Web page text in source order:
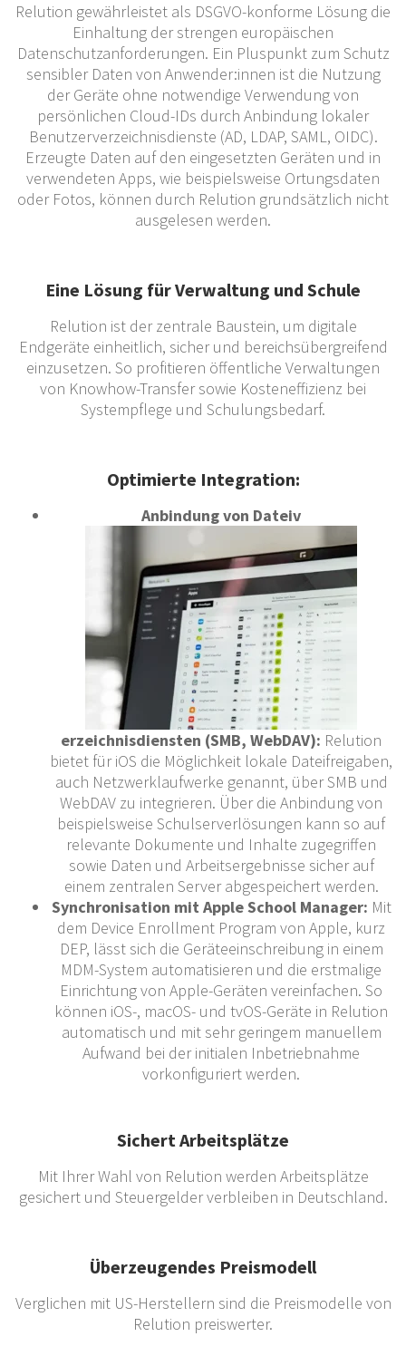
Relution gewährleistet als DSGVO-konforme Lösung die
Einhaltung der strengen europäischen
Datenschutzanforderungen. Ein Pluspunkt zum Schutz
sensibler Daten von Anwender:innen ist die Nutzung
der Geräte ohne notwendige Verwendung von
persönlichen Cloud-IDs durch Anbindung lokaler
Benutzerverzeichnisdienste (AD, LDAP, SAML, OIDC).
Erzeugte Daten auf den eingesetzten Geräten und in
verwendeten Apps, wie beispielsweise Ortungsdaten
oder Fotos, können durch Relution grundsätzlich nicht
ausgelesen werden.
Eine Lösung für Verwaltung und Schule
Relution ist der zentrale Baustein, um digitale
Endgeräte einheitlich, sicher und bereichsübergreifend
einzusetzen. So profitieren öffentliche Verwaltungen
von Knowhow-Transfer sowie Kosteneffizienz bei
Systempflege und Schulungsbedarf.
Optimierte Integration:
Anbindung von Dateiv
erzeichnisdiensten (SMB, WebDAV): Relution
bietet für iOS die Möglichkeit lokale Dateifreigaben,
auch Netzwerklaufwerke genannt, über SMB und
WebDAV zu integrieren. Über die Anbindung von
beispielsweise Schulserverlösungen kann so auf
relevante Dokumente und Inhalte zugegriffen
sowie Daten und Arbeitsergebnisse sicher auf
einem zentralen Server abgespeichert werden.
Synchronisation mit Apple School Manager: Mit
dem Device Enrollment Program von Apple, kurz
DEP, lässt sich die Geräteeinschreibung in einem
MDM-System automatisieren und die erstmalige
Einrichtung von Apple-Geräten vereinfachen. So
können iOS-, macOS- und tvOS-Geräte in Relution
automatisch und mit sehr geringem manuellem
Aufwand bei der initialen Inbetriebnahme
vorkonfiguriert werden.
Sichert Arbeitsplätze
Mit Ihrer Wahl von Relution werden Arbeitsplätze
gesichert und Steuergelder verbleiben in Deutschland.
Überzeugendes Preismodell
Verglichen mit US-Herstellern sind die Preismodelle von
Relution preiswerter.